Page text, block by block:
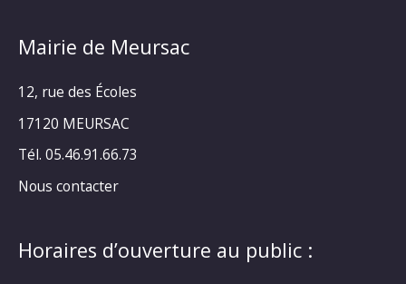
Mairie de Meursac
12, rue des Écoles
17120 MEURSAC
Tél. 05.46.91.66.73
Nous contacter
Horaires d’ouverture au public :